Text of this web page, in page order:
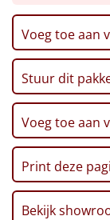
Alle thema's
Artikel
Hitster
Pizzarette
Tas
Pepermunt,
Speculoos
Crackers,
Mars, 51 gr
Thee,
Café Noir
Beschuit,
Verpakt in
Voeg toe aan
Stuur dit
Voeg toe aan
Print deze
Bekijk